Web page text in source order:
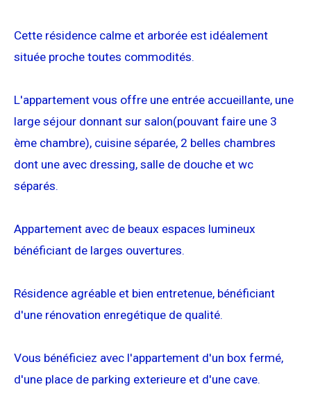
Cette résidence calme et arborée est idéalement
située proche toutes commodités.
L'appartement vous offre une entrée accueillante, une
large séjour donnant sur salon(pouvant faire une 3
ème chambre), cuisine séparée, 2 belles chambres
dont une avec dressing, salle de douche et wc
séparés.
Appartement avec de beaux espaces lumineux
bénéficiant de larges ouvertures.
Résidence agréable et bien entretenue, bénéficiant
d'une rénovation enregétique de qualité.
Vous bénéficiez avec l'appartement d'un box fermé,
d'une place de parking exterieure et d'une cave.